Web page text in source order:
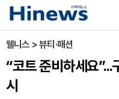
웰니스 > 뷰티·패션
“코트 준비하세요”...
시